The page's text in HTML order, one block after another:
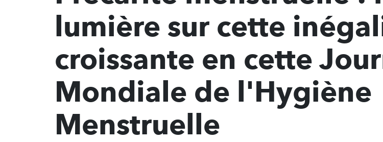
lumière sur cette
croissante en cette
Mondiale de l'Hygiène
Menstruelle